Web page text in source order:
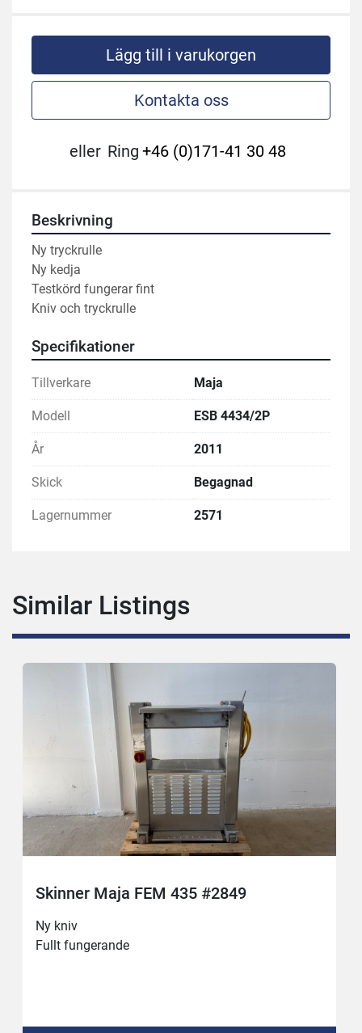
Lägg till i varukorgen
Kontakta oss
eller Ring +46 (0)171-41 30 48
Beskrivning
Ny tryckrulle
Ny kedja
Testkörd fungerar fint
Kniv och tryckrulle
Specifikationer
Tillverkare Maja
Modell ESB 4434/2P
År 2011
Skick Begagnad
Lagernummer 2571
Similar Listings
Skinner Maja FEM 435 #2849
Ny kniv
Fullt fungerande